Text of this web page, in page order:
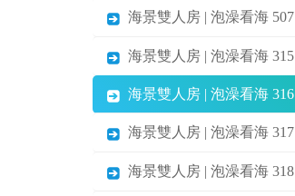
海景雙人房 | 泡澡看海 507
海景雙人房 | 泡澡看海 315
海景雙人房 | 泡澡看海 316
海景雙人房 | 泡澡看海 317
海景雙人房 | 泡澡看海 318